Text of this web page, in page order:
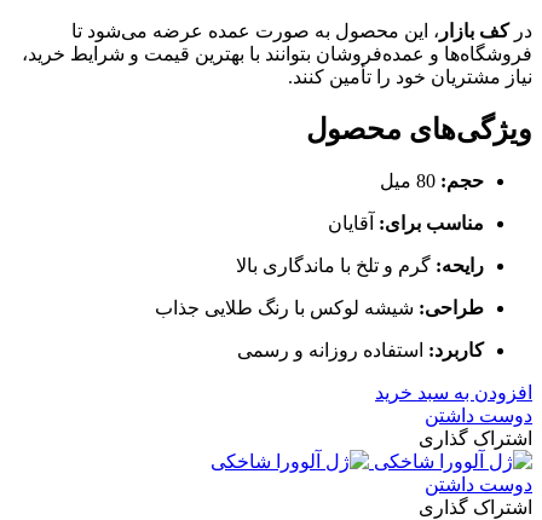
درکف بازار ، این محصول به صورت عمده عرضه می‌شود تا
فروشگاه‌ها و عمده‌فروشان بتوانند با بهترین قیمت و شرایط خرید،
نیاز مشتریان خود را تأمین کنند.
ویژگی‌های محصول
حجم:
مناسب برای: آقایان
رایحه: گرم و تلخ با ماندگاری بالا
طراحی: شیشه لوکس با رنگ طلایی جذاب
کاربرد: استفاده روزانه و رسمی
افزودن به سبد خرید
دوست داشتن
اشتراک گذاری
دوست داشتن
اشتراک گذاری